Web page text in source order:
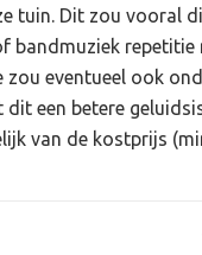
tuin. Dit zou vooral
bandmuziek repetitie
zou eventueel ook
dit een betere
van de kostprijs